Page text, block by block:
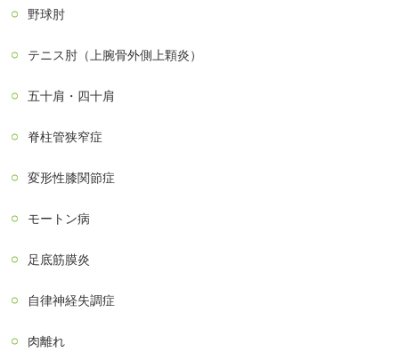
野球肘
テニス肘（上腕骨外側上顆炎）
五十肩・四十肩
脊柱管狭窄症
変形性膝関節症
モートン病
足底筋膜炎
自律神経失調症
肉離れ